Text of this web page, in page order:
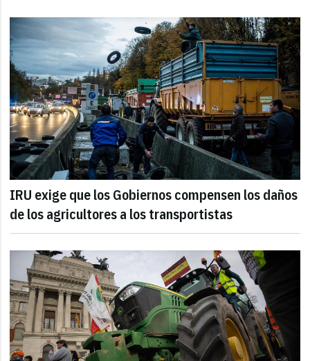
IRU exige que los Gobiernos compensen los daños
de los agricultores a los transportistas